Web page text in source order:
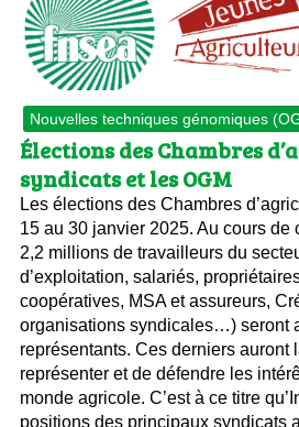
Nouvelles techniques génomiques
Élections des Chambres
syndicats et les OGM
Les élections des Chambres
15 au 30 janvier 2025. Au cours de
2,2 millions de travailleurs du
d’exploitation, salariés,
coopératives, MSA et assureurs,
organisations syndicales…) seront
représentants. Ces derniers auront
représenter et de défendre les
monde agricole. C’est à ce titre
positions des principaux syndicats